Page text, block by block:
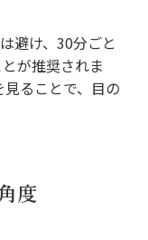
避け、30分ごと
が推奨されま
ることで、目の
度